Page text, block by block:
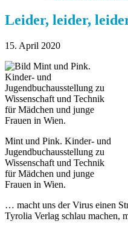
Leider, leider,
15. April 2020
Mint und Pink. Kinder- und
Jugendbuchausstellung zu
Wissenschaft und Technik
für Mädchen und junge
Frauen in Wien.
… macht uns der Virus einen
Tyrolia Verlag schlau machen,